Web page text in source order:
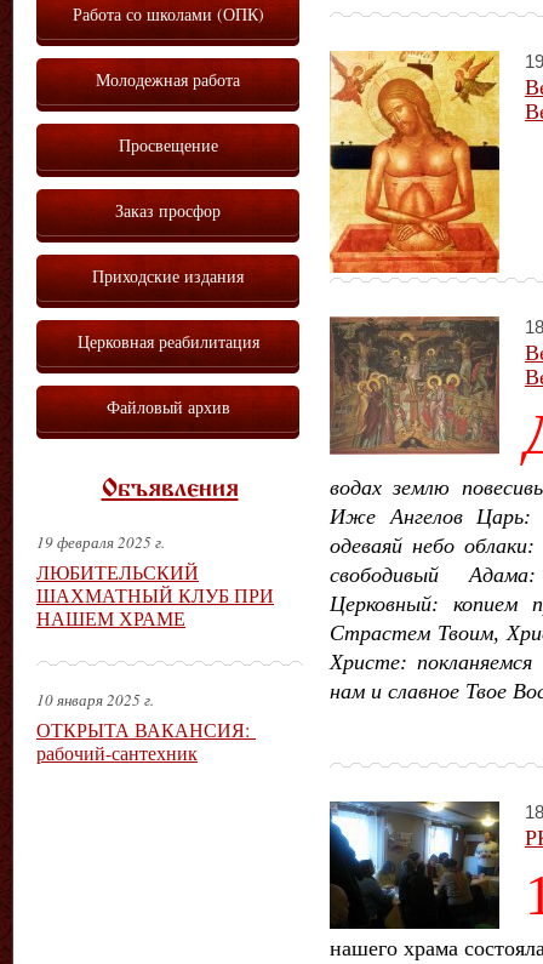
водах землю
Иже Ангелов Царь:
одеваяй небо
свободивый
Церковный: копием
Страстем Твоим,
Христе:
нам и славное Твое
нашего храма
Работа со школами (ОПК)
Молодежная работа
Просвещение
Заказ просфор
Приходские издания
Церковная реабилитация
Файловый архив
Объявления
19 февраля 2025 г.
ЛЮБИТЕЛЬСКИЙ
ШАХМАТНЫЙ КЛУБ ПРИ
НАШЕМ ХРАМЕ
10 января 2025 г.
ОТКРЫТА ВАКАНСИЯ:
рабочий-сантехник